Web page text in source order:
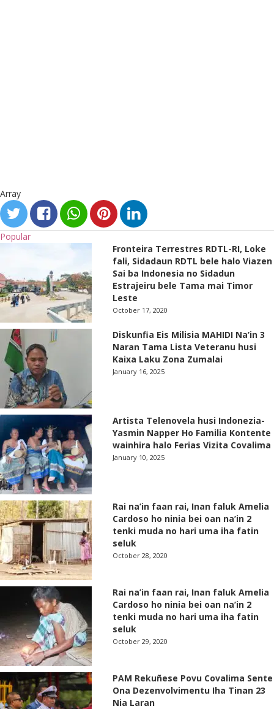
Array
Popular
Fronteira Terrestres RDTL-RI, Loke
fali, Sidadaun RDTL bele halo Viazen
Sai ba Indonesia no Sidadun
Estrajeiru bele Tama mai Timor
Leste
October 17, 2020
Diskunfia Eis Milisia MAHIDI Na’in 3
Naran Tama Lista Veteranu husi
Kaixa Laku Zona Zumalai
January 16, 2025
Artista Telenovela husi Indonezia-
Yasmin Napper Ho Familia Kontente
wainhira halo Ferias Vizita Covalima
January 10, 2025
Rai na’in faan rai, Inan faluk Amelia
Cardoso ho ninia bei oan na’in 2
tenki muda no hari uma iha fatin
seluk
October 28, 2020
Rai na’in faan rai, Inan faluk Amelia
Cardoso ho ninia bei oan na’in 2
tenki muda no hari uma iha fatin
seluk
October 29, 2020
PAM Rekuñese Povu Covalima Sente
Ona Dezenvolvimentu Iha Tinan 23
Nia Laran